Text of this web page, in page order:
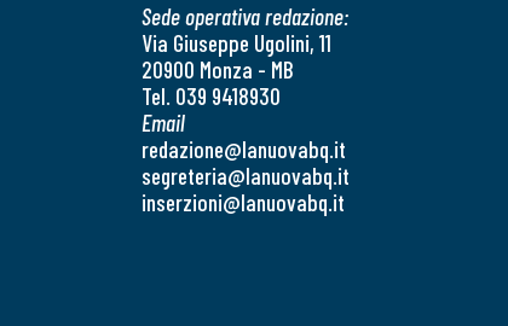
Sede operativa redazione:
Via Giuseppe Ugolini, 11
20900 Monza - MB
Tel. 039 9418930
Email
redazione@lanuovabq.it
segreteria@lanuovabq.it
inserzioni@lanuovabq.it